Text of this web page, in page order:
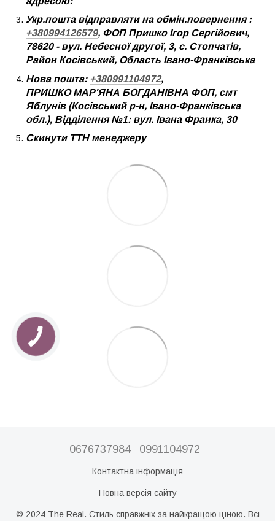
Укр.пошта відправляти на обмін.повернення :
+380994126579, ФОП Пришко Ігор Сергійович,
78620 - вул. Небесної другої, 3, с. Стопчатів,
Район Косівський, Область Івано-Франківська
Нова пошта: +380991104972,
ПРИШКО МАР'ЯНА БОГДАНІВНА ФОП, смт
Яблунів (Косівський р-н, Івано-Франківська
обл.), Відділення №1: вул. Івана Франка, 30
Скинути ТТН менеджеру
0676737984 0991104972
Контактна інформація
Повна версія сайту
© 2024 The Real. Стиль справжніх за найкращою ціною. Всі